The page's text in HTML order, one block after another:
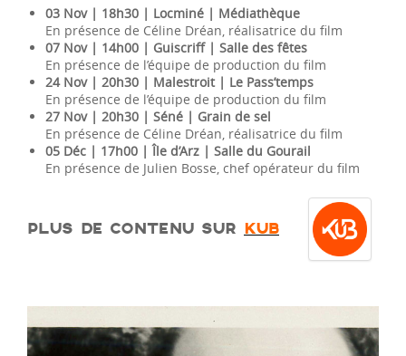
03 Nov | 18h30 | Locminé | Médiathèque
En présence de Céline Dréan, réalisatrice du film
07 Nov | 14h00 | Guiscriff | Salle des fêtes
En présence de l’équipe de production du film
24 Nov | 20h30 | Malestroit | Le Pass’temps
En présence de l’équipe de production du film
27 Nov | 20h30 | Séné | Grain de sel
En présence de Céline Dréan, réalisatrice du film
05 Déc | 17h00 | Île d’Arz | Salle du Gourail
En présence de Julien Bosse, chef opérateur du film
PLUS DE CONTENU SUR KUB